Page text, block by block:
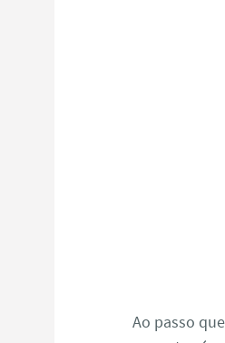
Ao passo